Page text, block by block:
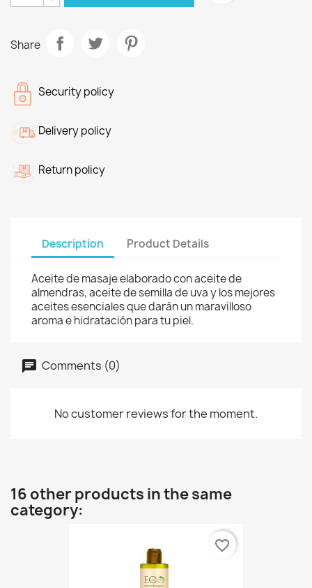
Share
Security policy
Delivery policy
Return policy
Description Product Details
Aceite de masaje elaborado con aceite de
almendras, aceite de semilla de uva y los mejores
aceites esenciales que darán un maravilloso
aroma e hidratación para tu piel.
Comments (0)
No customer reviews for the moment.
16 other products in the same
category:
favorite_border